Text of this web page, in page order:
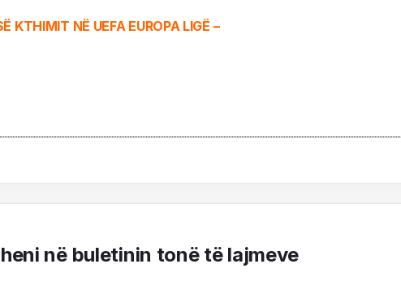
KTHIMIT NË UEFA EUROPA LIGË –
në buletinin tonë të lajmeve